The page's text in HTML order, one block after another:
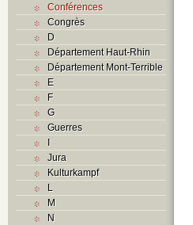
Conférences
Congrès
D
Département Haut-Rhin
Département Mont-Terrible
E
F
G
Guerres
I
Jura
Kulturkampf
L
M
N